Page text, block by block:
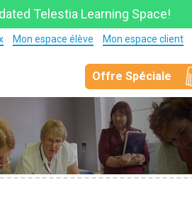
Telestia Learning Space!
Offre Spéciale
Mon espace élève Mon espace client